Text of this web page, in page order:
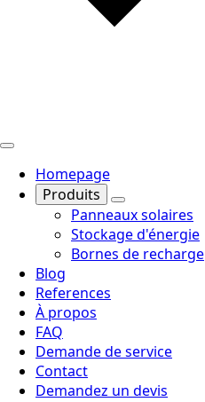
Homepage
Produits
Panneaux solaires
Stockage d'énergie
Bornes de recharge
Blog
References
À propos
FAQ
Demande de service
Contact
Demandez un devis